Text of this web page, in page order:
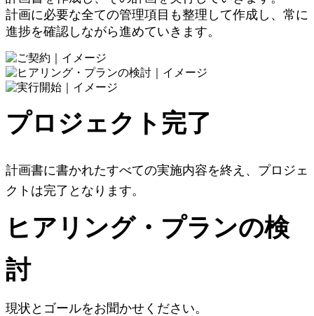
計画に必要な全ての管理項目も整理して作成し、常に
進捗を確認しながら進めていきます。
プロジェクト完了
計画書に書かれたすべての実施内容を終え、プロジェ
クトは完了となります。
ヒアリング・プランの検
討
現状とゴールをお聞かせください。